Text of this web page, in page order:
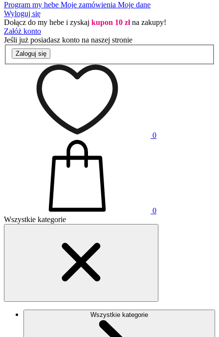
Program my hebe Moje zamówienia Moje dane
Wyloguj się
Dołącz do my hebe i zyskaj kupon 10 złna zakupy!
Załóż konto
Jeśli już posiadasz konto na naszej stronie
Zaloguj się
0
0
Wszystkie kategorie
Wszystkie kategorie